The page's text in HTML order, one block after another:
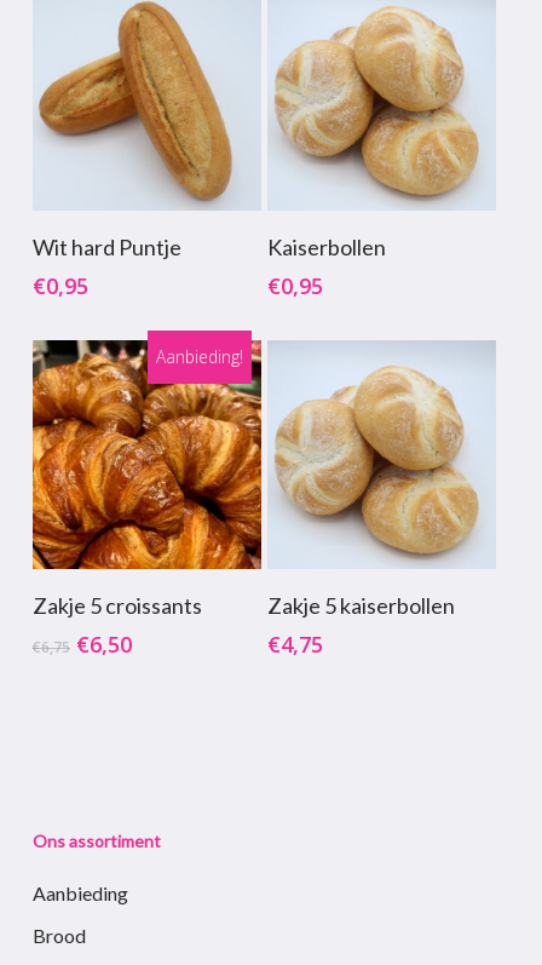
Winkelwagen
Wit hard Puntje
€0,95
Kaiserbollen
€0,95
Aanbieding!
Toevoegen Aan
Zakje 5 croissants
€6,75 Oorspronkelijke
€6,50Huidige
Toevoegen Aan
Zakje 5 kaiserbollen
€4,75
Ons assortiment
Aanbieding
Brood